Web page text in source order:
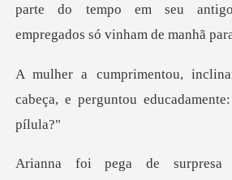
par
cabeça, e perguntou edu